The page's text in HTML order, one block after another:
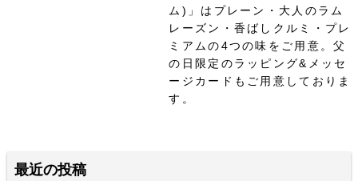
ム)」はプレーン・大人のラム
レーズン・香ばしクルミ・プレ
ミアムの4つの味をご用意。父
の日限定のラッピング&メッセ
ージカードもご用意しておりま
す。
最近の投稿